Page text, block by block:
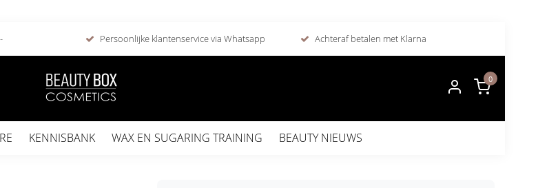
Persoonlijke klantenservice via Whatsapp Achteraf betalen met Klarna
0
KENNISBANK WAX EN SUGARING TRAINING BEAUTY NIEUWS